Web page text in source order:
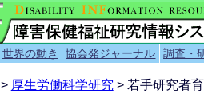
世界の動き 協会発ジャーナル 調査・
> 厚生労働科学研究 > 若手研究者